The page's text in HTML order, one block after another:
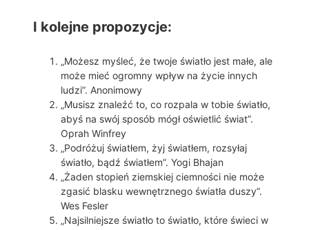
I kolejne propozycje:
„Możesz myśleć, że twoje światło jest małe, ale
może mieć ogromny wpływ na życie innych
ludzi”. Anonimowy
„Musisz znaleźć to, co rozpala w tobie światło,
abyś na swój sposób mógł oświetlić świat”.
Oprah Winfrey
„Podróżuj światłem, żyj światłem, rozsyłaj
światło, bądź światłem”. Yogi Bhajan
„Żaden stopień ziemskiej ciemności nie może
zgasić blasku wewnętrznego światła duszy”.
Wes Fesler
„Najsilniejsze światło to światło, które świeci w